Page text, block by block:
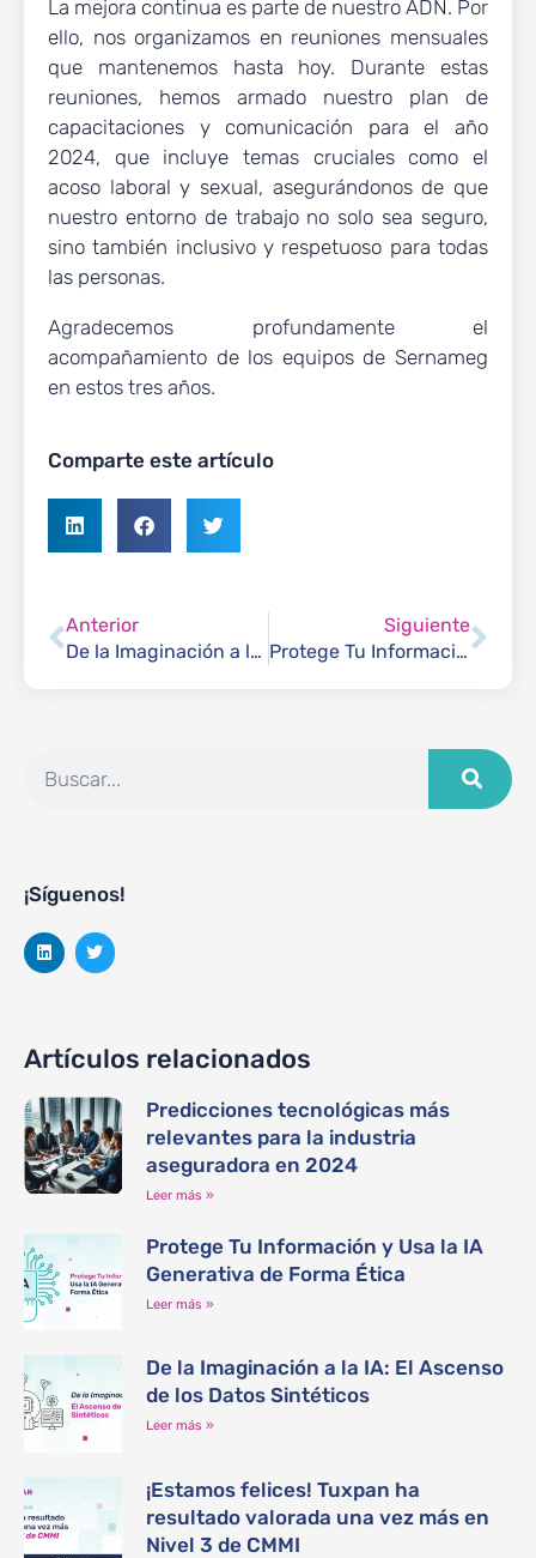
La mejora continua es parte de nuestro ADN. Por
ello, nos organizamos en reuniones mensuales
que mantenemos hasta hoy. Durante estas
reuniones, hemos armado nuestro plan de
capacitaciones y comunicación para el año
2024, que incluye temas cruciales como el
acoso laboral y sexual, asegurándonos de que
nuestro entorno de trabajo no solo sea seguro,
sino también inclusivo y respetuoso para todas
las personas.
Agradecemos profundamente el
acompañamiento de los equipos de Sernameg
en estos tres años.
Comparte este artículo
Anterior
De la Imaginación a la IA: El Ascenso de los Datos Sintéticos
Siguiente
Protege Tu Información y Usa la IA Generativa de Forma Ética
¡Síguenos!
Artículos relacionados
Predicciones tecnológicas más
relevantes para la industria
aseguradora en 2024
Leer más »
Protege Tu Información y Usa la IA
Generativa de Forma Ética
Leer más »
De la Imaginación a la IA: El Ascenso
de los Datos Sintéticos
Leer más »
¡Estamos felices! Tuxpan ha
resultado valorada una vez más en
Nivel 3 de CMMI